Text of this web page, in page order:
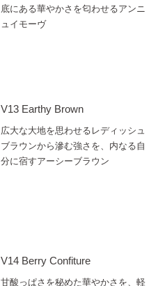
底にある華やかさを匂わせるアンニ
ュイモーヴ
V13 Earthy Brown
広大な大地を思わせるレディッシュ
ブラウンから滲む強さを、内なる自
分に宿すアーシーブラウン
V14 Berry Confiture
甘酸っぱさを秘めた華やかさを、軽